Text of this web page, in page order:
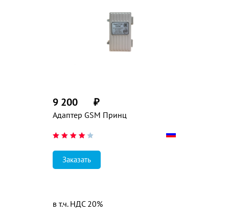
Адаптер GSM Принц
9 200 ₽
Заказать
в т.ч. НДС 20%